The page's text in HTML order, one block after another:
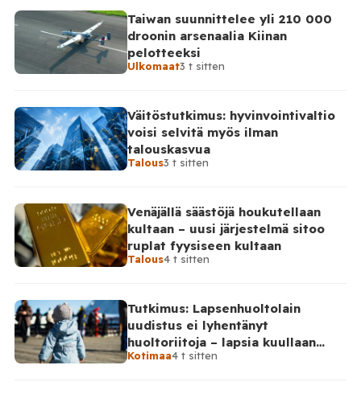
merkitsevä. HUS julkaisi maanantaina tiedotteen
”Vanhempien alhainen tulotaso ja koulutus voivat
vaikuttaa lasten vakavien bakteeri-infektioiden
riskiin”, jonka mukaan lasten riski sairastua vakavaan
bakteeri-infektioon on hieman […]
Taiwan suunnittelee yli 210 000
droonin arsenaalia Kiinan
pelotteeksi
Ulkomaat3 t sitten
Väitöstutkimus: hyvinvointivaltio
voisi selvitä myös ilman
talouskasvua
Talous3 t sitten
Venäjällä säästöjä houkutellaan
kultaan – uusi järjestelmä sitoo
ruplat fyysiseen kultaan
Talous4 t sitten
Tutkimus: Lapsenhuoltolain
uudistus ei lyhentänyt
huoltoriitoja – lapsia kuullaan
edelleen harvoin
Kotimaa4 t sitten